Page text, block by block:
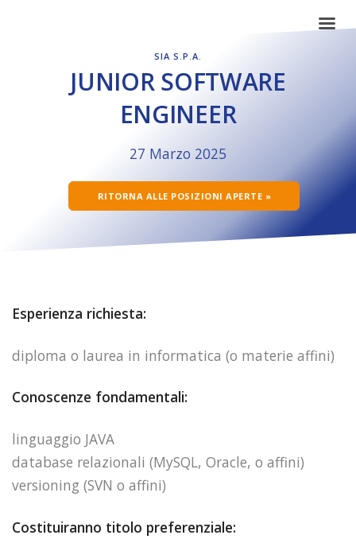
SIA S.P.A.
JUNIOR SOFTWARE
ENGINEER
27 Marzo 2025
RITORNA ALLE POSIZIONI APERTE »
Esperienza richiesta:
diploma o laurea in informatica (o materie affini)
Conoscenze fondamentali:
linguaggio JAVA
database relazionali (MySQL, Oracle, o affini)
versioning (SVN o affini)
Costituiranno titolo preferenziale: